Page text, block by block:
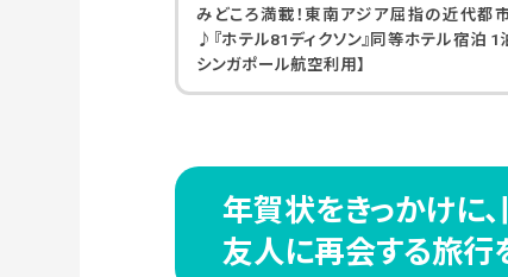
みどころ満載！東南アジア屈指の近代都市
♪『ホテル81ディクソン』同等ホテル宿泊
シンガポール航空利用】
年賀状をきっかけに
友人に再会する旅行